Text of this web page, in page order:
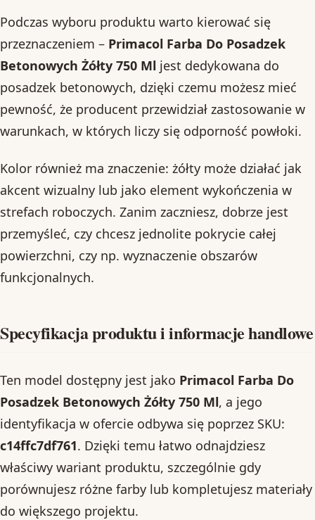
Podczas wyboru produktu warto kierować się
przeznaczeniem – Primacol Farba Do Posadzek
Betonowych Żółty 750 Ml jest dedykowana do
posadzek betonowych, dzięki czemu możesz mieć
pewność, że producent przewidział zastosowanie w
warunkach, w których liczy się odporność powłoki.
Kolor również ma znaczenie: żółty może działać jak
akcent wizualny lub jako element wykończenia w
strefach roboczych. Zanim zaczniesz, dobrze jest
przemyśleć, czy chcesz jednolite pokrycie całej
powierzchni, czy np. wyznaczenie obszarów
funkcjonalnych.
Specyfikacja produktu i informacje handlowe
Ten model dostępny jest jako Primacol Farba Do
Posadzek Betonowych Żółty 750 Ml, a jego
identyfikacja w ofercie odbywa się poprzez SKU:
c14ffc7df761. Dzięki temu łatwo odnajdziesz
właściwy wariant produktu, szczególnie gdy
porównujesz różne farby lub kompletujesz materiały
do większego projektu.